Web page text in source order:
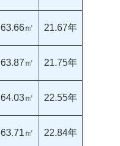
63.66㎡ 21.67年
63.87㎡ 21.75年
64.03㎡ 22.55年
63.71㎡ 22.84年